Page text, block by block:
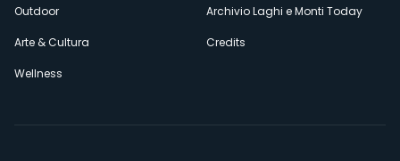
Outdoor
Arte & Cultura
Wellness
Archivio Laghi e Monti Today
Credits